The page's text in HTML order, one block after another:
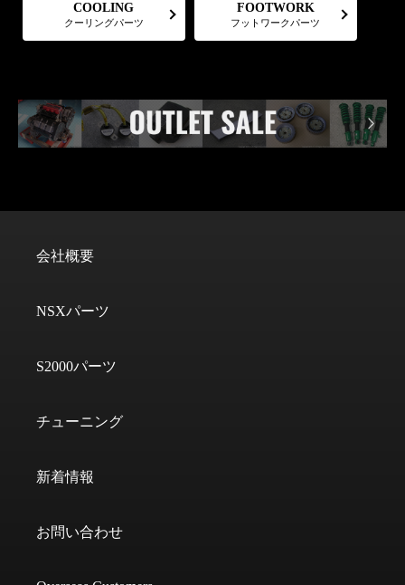
COOLING
クーリングパーツ
FOOTWORK
フットワークパーツ
会社概要
NSXパーツ
S2000パーツ
チューニング
新着情報
お問い合わせ